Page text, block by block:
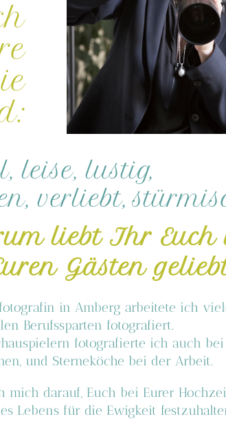
leise, lustig,
verliebt,
liebt Ihr Euch
Gästen
in Amberg arbeitete ich
Berufssparten fotografiert.
fotografierte ich auch
und Sterneköche bei der Arbeit.
mich darauf, Euch bei Eurer
Lebens für die Ewigkeit